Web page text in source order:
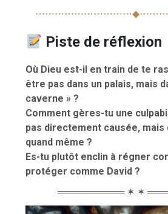
Piste de réflexion
Où Dieu est-il en train de te
être pas dans un palais, mais
caverne » ?
Comment gères-tu une
pas directement causée, mais
quand même ?
Es-tu plutôt enclin à régner
protéger comme David ?
══════════ ✶ ✶